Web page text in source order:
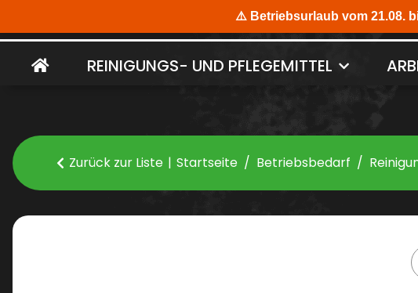
REINIGUNGS- UND PFLEGEMITTEL
Zurück zur Liste Startseite Betriebsbedarf